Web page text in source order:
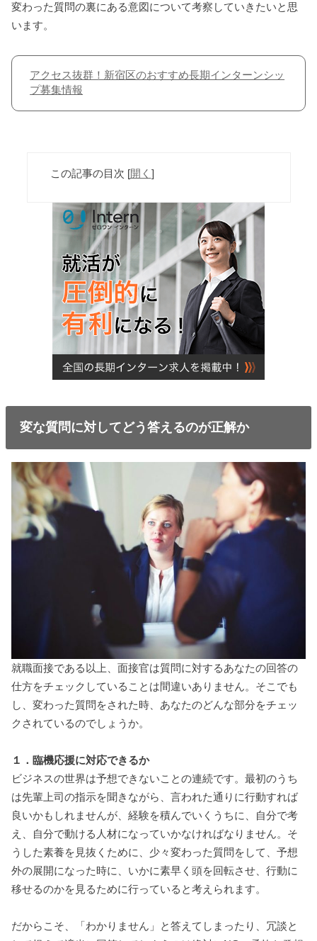
変わった質問の裏にある意図について考察していきたいと思
います。
アクセス抜群！新宿区のおすすめ長期インターンシッ
プ募集情報
この記事の目次 [開く ]
変な質問に対してどう答えるのが正解か
就職面接である以上、面接官は質問に対するあなたの回答の
仕方をチェックしていることは間違いありません。そこでも
し、変わった質問をされた時、あなたのどんな部分をチェッ
クされているのでしょうか。
１．臨機応援に対応できるか
ビジネスの世界は予想できないことの連続です。最初のうち
は先輩上司の指示を聞きながら、言われた通りに行動すれば
良いかもしれませんが、経験を積んでいくうちに、自分で考
え、自分で動ける人材になっていかなければなりません。そ
うした素養を見抜くために、少々変わった質問をして、予想
外の展開になった時に、いかに素早く頭を回転させ、行動に
移せるのかを見るために行っていると考えられます。
だからこそ、「わかりません」と答えてしまったり、冗談と